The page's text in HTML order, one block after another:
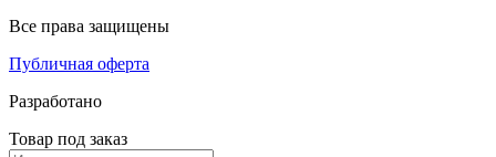
Все права защищены
Публичная оферта
Разработано
Товар под заказ